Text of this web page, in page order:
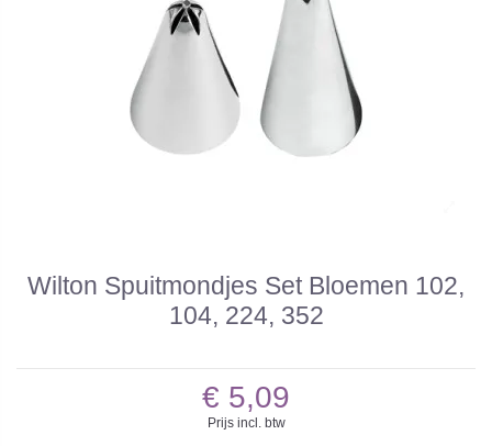
Wilton Spuitmondjes Set Bloemen 102,
104, 224, 352
€ 5,09
Prijs incl. btw